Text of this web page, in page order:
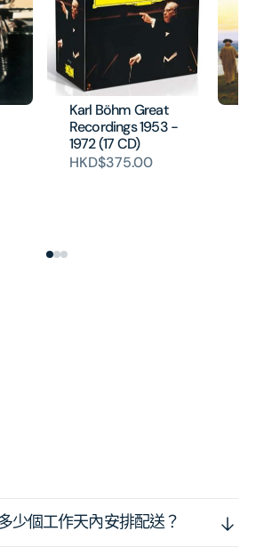
Karl Böhm Great
Recordings 1953 -
1972 (17 CD)
HKD$375.00
少個工作天內安排配送？